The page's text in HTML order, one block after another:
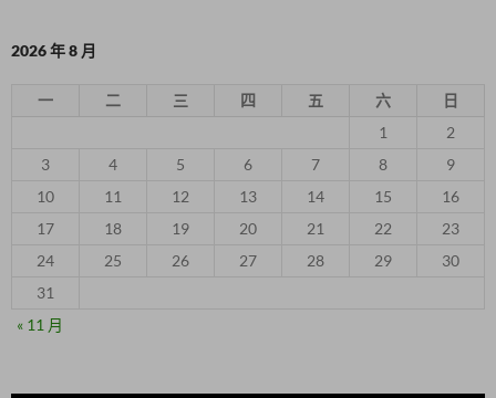
2026 年 8 月
一 二 三 四 五 六
日
1
2
3
4 5 6 7 8
9
10
11 12 13 14 15
16
17
18 19 20 21 22
23
24
25 26 27 28 29
30
31
« 11 月